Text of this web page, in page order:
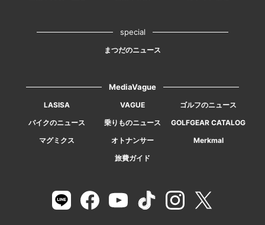
special
まつだのニュース
MediaVague
LASISA VAGUE
ゴルフのニュース
バイクのニュース
乗りものニュース
GOLFGEAR CATALOG
マグミクス
オトナンサー
Merkmal
旅費ガイド